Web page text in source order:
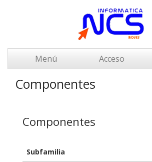
Menú Acceso
Componentes
Componentes
Subfamilia